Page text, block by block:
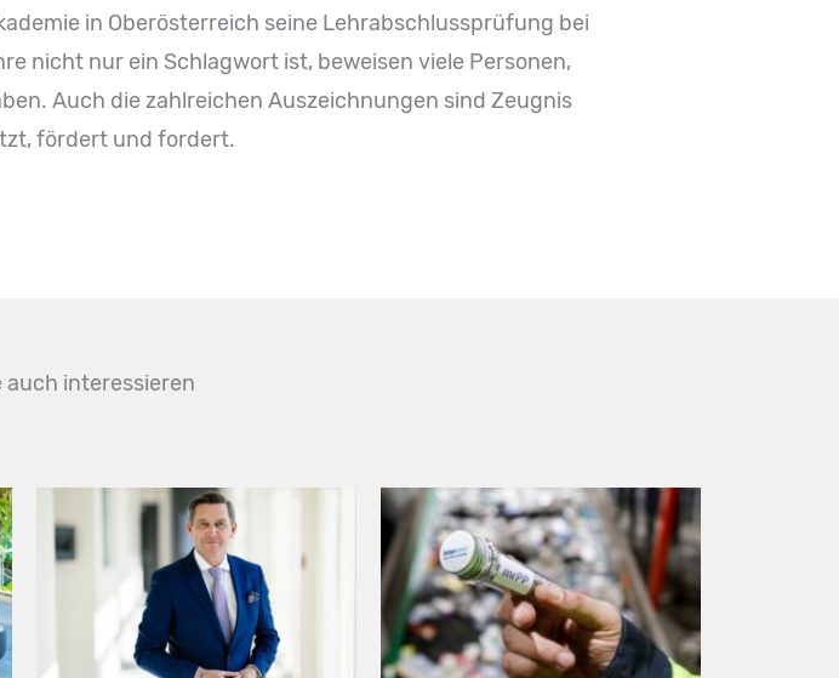
in Oberösterreich seine Lehrabschlussprüfung bei
nicht nur ein Schlagwort ist, beweisen viele Personen,
Auch die zahlreichen Auszeichnungen sind Zeugnis
fördert und fordert.
auch interessieren